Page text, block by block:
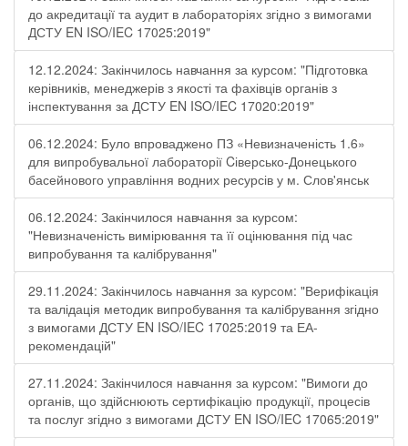
до акредитації та аудит в лабораторіях згідно з вимогами
ДСТУ EN ISO/IEC 17025:2019"
12.12.2024: Закінчилось навчання за курсом: "Підготовка
керівників, менеджерів з якості та фахівців органів з
інспектування за ДСТУ EN ISO/IEC 17020:2019"
06.12.2024: Було впроваджено ПЗ «Невизначеність 1.6»
для випробувальної лабораторії Cіверсько-Донецького
басейнового управління водних ресурсів у м. Слов'янськ
06.12.2024: Закінчилося навчання за курсом:
"Невизначеність вимірювання та її оцінювання під час
випробування та калібрування"
29.11.2024: Закінчилось навчання за курсом: "Верифікація
та валідація методик випробування та калібрування згідно
з вимогами ДСТУ EN ISO/IEC 17025:2019 та ЕА-
рекомендацій"
27.11.2024: Закінчилося навчання за курсом: "Вимоги до
органів, що здійснюють сертифікацію продукції, процесів
та послуг згідно з вимогами ДСТУ EN ISO/IEC 17065:2019"